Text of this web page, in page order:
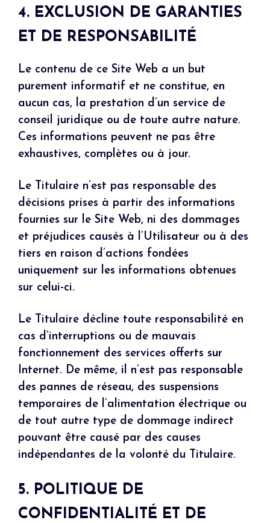
4. EXCLUSION DE GARANTIES
ET DE RESPONSABILITÉ
Le contenu de ce Site Web a un but
purement informatif et ne constitue, en
aucun cas, la prestation d’un service de
conseil juridique ou de toute autre nature.
Ces informations peuvent ne pas être
exhaustives, complètes ou à jour.
Le Titulaire n’est pas responsable des
décisions prises à partir des informations
fournies sur le Site Web, ni des dommages
et préjudices causés à l’Utilisateur ou à des
tiers en raison d’actions fondées
uniquement sur les informations obtenues
sur celui-ci.
Le Titulaire décline toute responsabilité en
cas d’interruptions ou de mauvais
fonctionnement des services offerts sur
Internet. De même, il n’est pas responsable
des pannes de réseau, des suspensions
temporaires de l’alimentation électrique ou
de tout autre type de dommage indirect
pouvant être causé par des causes
indépendantes de la volonté du Titulaire.
5. POLITIQUE DE
CONFIDENTIALITÉ ET DE